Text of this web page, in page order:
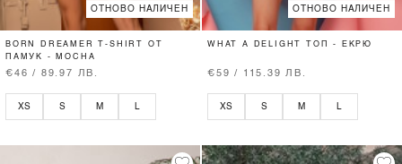
ОТНОВО НАЛИЧЕН
BORN DREAMER T-SHIRT ОТ
ПАМУК - MOCHA
€46 / 89.97 ЛВ.
XS S M
ОТНОВО НАЛИЧЕН
WHAT A DELIGHT ТОП - ЕКРЮ
€59 / 115.39 ЛВ.
XS S M